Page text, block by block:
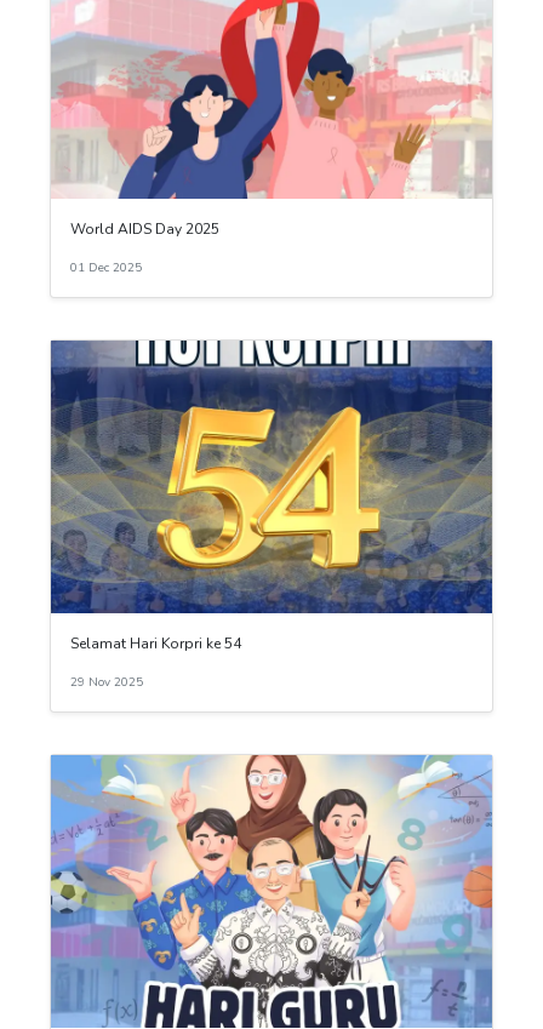
World AIDS Day 2025
01 Dec 2025
Selamat Hari Korpri ke 54
29 Nov 2025